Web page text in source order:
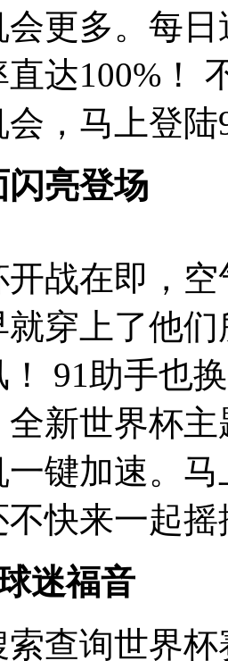
更多。每
达100%！
，马上登
亮登场
开战在即，
穿上了他
！ 91助手也
新世界杯
键加速。
快来一起摇
迷福音
查询世界